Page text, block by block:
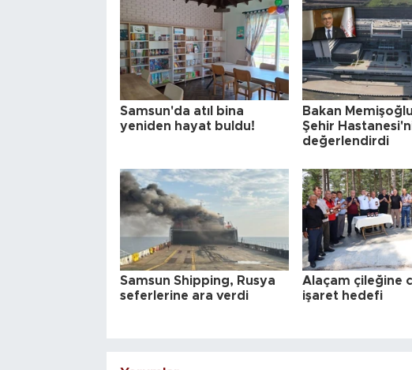
Samsun'da atıl bina
yeniden hayat buldu!
Bakan
Şehir
değerlendirdi
Samsun Shipping, Rusya
seferlerine ara verdi
Alaçam çileğine
işaret hedefi